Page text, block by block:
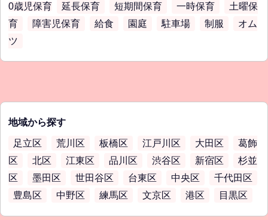
0歳児保育 延長保育 短期間保育 一時保育
土曜保
育
障害児保育 給食 園庭 駐車場 制服
オム
ツ
地域から探す
足立区 荒川区 板橋区 江戸川区 大田区
葛飾
区
北区 江東区 品川区 渋谷区 新宿区
杉並
区
墨田区 世田谷区 台東区 中央区
千代田区
豊島区
中野区 練馬区 文京区 港区 目黒区